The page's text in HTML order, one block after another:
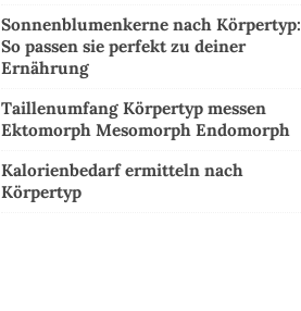
Sonnenblumenkerne nach Körpertyp:
So passen sie perfekt zu deiner
Ernährung
Taillenumfang Körpertyp messen
Ektomorph Mesomorph Endomorph
Kalorienbedarf ermitteln nach
Körpertyp